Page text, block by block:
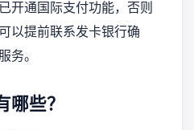
开通国际支付功能，否则
以提前联系发卡银行确
务。
哪些？